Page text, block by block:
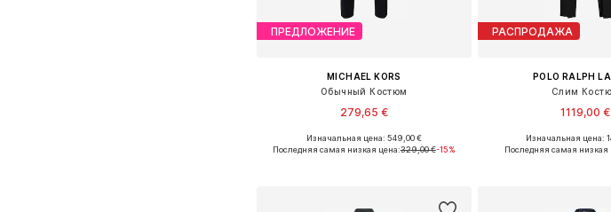
ПРЕДЛОЖЕНИЕ
MICHAEL KORS
Обычный Костюм
279,65 €
Доступные размеры: 46
Изначальная цена: 549,00 €
Последняя самая низкая цена:329,00 €-15%
РАСПРОДАЖА
POLO RALPH
Слим
1119,00 €
Доступные размеры:
Изначальная цена:
Последняя самая низкая